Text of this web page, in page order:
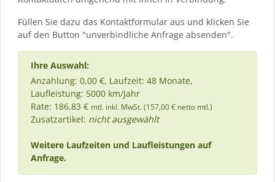
Füllen Sie dazu das Kontaktformular aus und klicken Sie
auf den Button "unverbindliche Anfrage absenden".
Ihre Auswahl:
Anzahlung: 0,00 €, Laufzeit: 48 Monate,
Laufleistung: 5000 km/Jahr
Rate: 186,83 € mtl. inkl. MwSt. (157,00 € netto mtl.)
Zusatzartikel: nicht ausgewählt
Weitere Laufzeiten und Laufleistungen auf
Anfrage.